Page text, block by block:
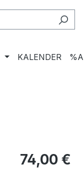
KALENDER
Regulärer Preis:
74,00 €